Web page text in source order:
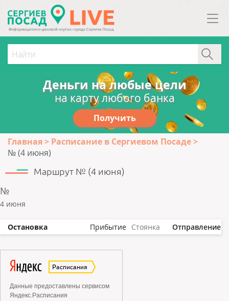
Деньги на любые цели
на карту любого банка
Получить
Главная
Расписание в Сергиевом Посаде
№ (4 июня)
Маршрут № (4 июня)
№
4 июня
Остановка Прибытие Стоянка Отправление